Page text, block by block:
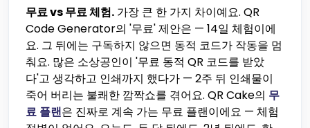
무료 vs 무료 체험. 가장 큰 한 가지 차이예요. QR
Code Generator의 '무료' 제안은 — 14일 체험이에
요. 그 뒤에는 구독하지 않으면 동적 코드가 작동을 멈
춰요. 많은 소상공인이 '무료 동적 QR 코드를 받았
다'고 생각하고 인쇄까지 했다가 — 2주 뒤 인쇄물이
죽어 버리는 불쾌한 깜짝쇼를 겪어요. QR Cake의 무
료 플랜은 진짜로 계속 가는 무료 플랜이에요 — 체험